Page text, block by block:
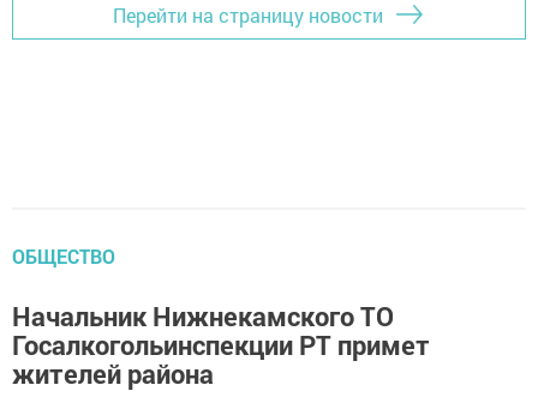
Перейти на страницу новости
ОБЩЕСТВО
Начальник Нижнекамского ТО
Госалкогольинспекции РТ примет
жителей района